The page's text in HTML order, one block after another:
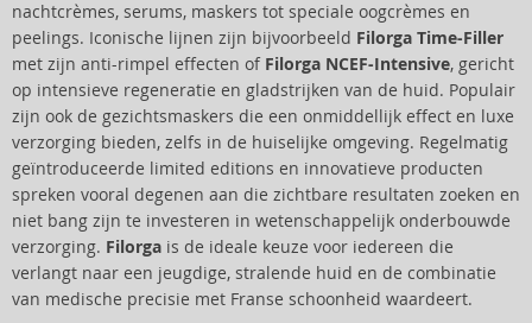
nachtcrèmes, serums, maskers tot speciale oogcrèmes en
peelings. Iconische lijnen zijn bijvoorbeeld Filorga Time-Filler
met zijn anti-rimpel effecten of Filorga NCEF-Intensive, gericht
op intensieve regeneratie en gladstrijken van de huid. Populair
zijn ook de gezichtsmaskers die een onmiddellijk effect en luxe
verzorging bieden, zelfs in de huiselijke omgeving. Regelmatig
geïntroduceerde limited editions en innovatieve producten
spreken vooral degenen aan die zichtbare resultaten zoeken en
niet bang zijn te investeren in wetenschappelijk onderbouwde
verzorging. Filorga is de ideale keuze voor iedereen die
verlangt naar een jeugdige, stralende huid en de combinatie
van medische precisie met Franse schoonheid waardeert.